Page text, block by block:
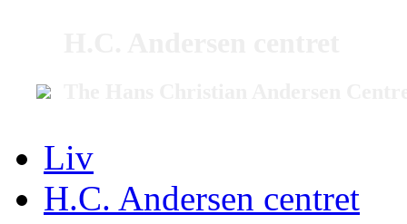
Liv
H.C. Andersen centret